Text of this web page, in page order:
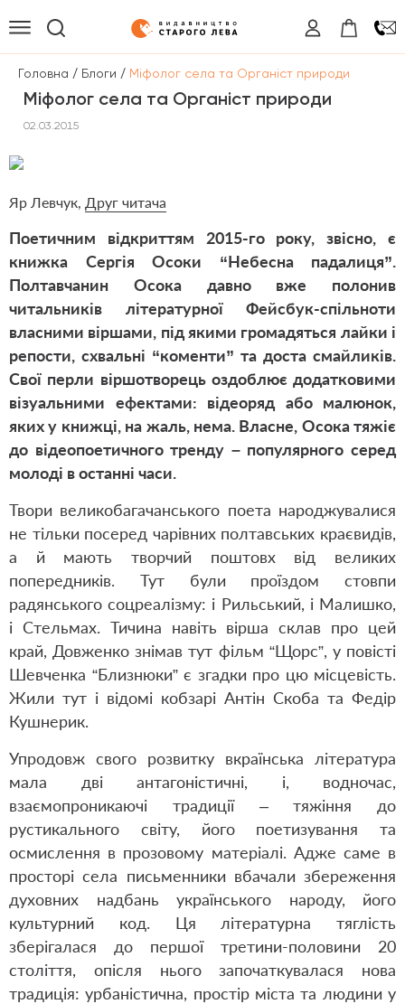
Головна / Блоги / Міфолог села та Органіст природи
Міфолог села та Органіст природи
02.03.2015
Яр Левчук, Друг читача
Поетичним відкриттям 2015-го року, звісно, є
книжка Сергія Осоки “Небесна падалиця”.
Полтавчанин Осока давно вже полонив
читальників літературної Фейсбук-спільноти
власними віршами, під якими громадяться лайки і
репости, схвальні “коменти” та доста смайликів.
Свої перли віршотворець оздоблює додатковими
візуальними ефектами: відеоряд або малюнок,
яких у книжці, на жаль, нема. Власне, Осока тяжіє
до відеопоетичного тренду – популярного серед
молоді в останні часи.
Твори великобагачанського поета народжувалися
не тільки посеред чарівних полтавських краєвидів,
а й мають творчий поштовх від великих
попередників. Тут були проїздом стовпи
радянського соцреалізму: і Рильський, і Малишко,
і Стельмах. Тичина навіть вірша склав про цей
край, Довженко знімав тут фільм “Щорс”, у повісті
Шевченка “Близнюки” є згадки про цю місцевість.
Жили тут і відомі кобзарі Антін Скоба та Федір
Кушнерик.
Упродовж свого розвитку вкраїнська література
мала дві антагоністичні, і, водночас,
взаємопроникаючі традиції – тяжіння до
рустикального світу, його поетизування та
осмислення в прозовому матеріалі. Адже саме в
просторі села письменники вбачали збереження
духовних надбань українського народу, його
культурний код. Ця літературна тяглість
зберігалася до першої третини-половини 20
століття, опісля нього започаткувалася нова
традиція: урбаністична, простір міста та людини у